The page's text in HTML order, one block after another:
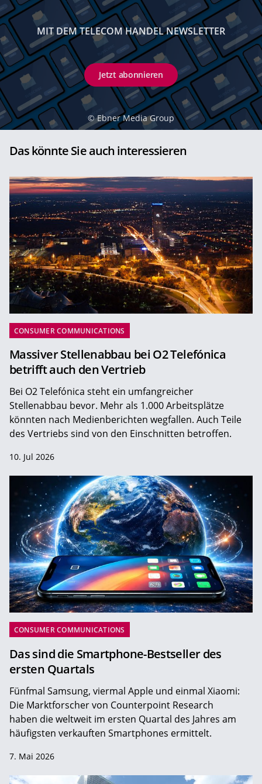
MIT DEM TELECOM HANDEL NEWSLETTER
Jetzt abonnieren
© Ebner Media Group
Das könnte Sie auch interessieren
CONSUMER COMMUNICATIONS
Massiver Stellenabbau bei O2 Telefónica
betrifft auch den Vertrieb
Bei O2 Telefónica steht ein umfangreicher
Stellenabbau bevor. Mehr als 1.000 Arbeitsplätze
könnten nach Medienberichten wegfallen. Auch Teile
des Vertriebs sind von den Einschnitten betroffen.
10. Jul 2026
CONSUMER COMMUNICATIONS
Das sind die Smartphone-Bestseller des
ersten Quartals
Fünfmal Samsung, viermal Apple und einmal Xiaomi:
Die Marktforscher von Counterpoint Research
haben die weltweit im ersten Quartal des Jahres am
häufigsten verkauften Smartphones ermittelt.
7. Mai 2026